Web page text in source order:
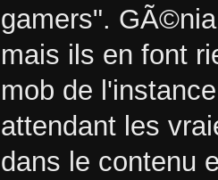
gamers".
mais ils en font
mob de
attendant les
dans le contenu